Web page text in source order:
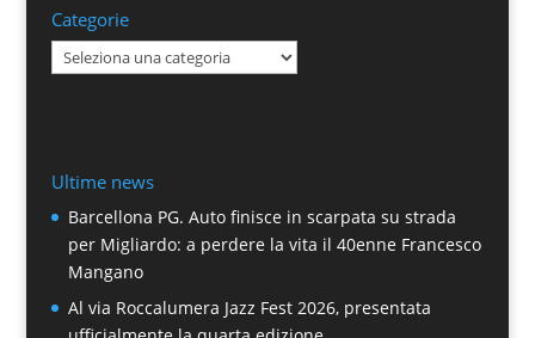
Categorie
Categorie
Ultime news
Barcellona PG. Auto finisce in scarpata su strada
per Migliardo: a perdere la vita il 40enne Francesco
Mangano
Al via Roccalumera Jazz Fest 2026, presentata